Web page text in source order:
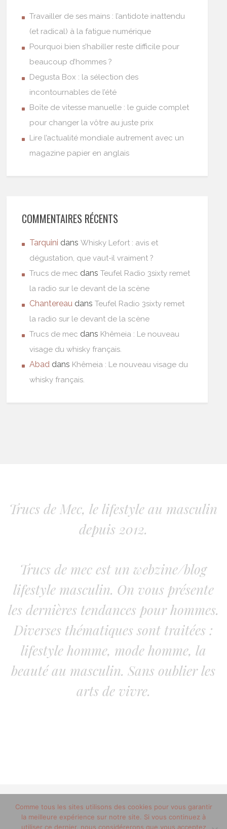
Travailler de ses mains : l’antidote inattendu
(et radical) à la fatigue numérique
Pourquoi bien s’habiller reste difficile pour
beaucoup d’hommes ?
Degusta Box : la sélection des
incontournables de l’été
Boîte de vitesse manuelle : le guide complet
pour changer la vôtre au juste prix
Lire l’actualité mondiale autrement avec un
magazine papier en anglais
COMMENTAIRES RÉCENTS
Tarquini dansWhisky Lefort : avis et
dégustation, que vaut-il vraiment ?
Trucs de mec dansTeufel Radio 3sixty remet
la radio sur le devant de la scène
Chantereau dansTeufel Radio 3sixty remet
la radio sur le devant de la scène
Trucs de mec dans Khêmeia : Le nouveau
visage du whisky français.
Abad dans Khêmeia : Le nouveau visage du
whisky français.
Trucs de Mec, le lifestyle au masculin
depuis 2012.
Trucs de mec est un webzine/blog
lifestyle masculin. On vous présente
les dernières tendances pour hommes.
Diverses thématiques sont traitées :
lifestyle homme, mode homme, la
beauté au masculin. Sans oublier les
arts de vivre.
© 2012-2020 copyright trucsdemec.fr - blog lifestyle
masculin/Tous droits réservés
Comme tous les sites utilisons des cookies pour vous garantir
la meilleure expérience sur notre site. Si vous continuez à
utiliser ce dernier, nous considérerons que vous acceptez